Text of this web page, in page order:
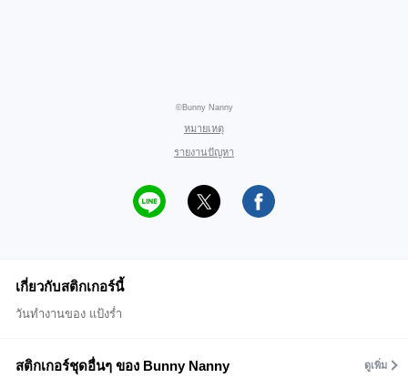
©Bunny Nanny
หมายเหตุ
รายงานปัญหา
เกี่ยวกับสติกเกอร์นี้
วันทำงานของ แป้งร่ำ
สติกเกอร์ชุดอื่นๆ ของ Bunny Nanny ดูเพิ่ม